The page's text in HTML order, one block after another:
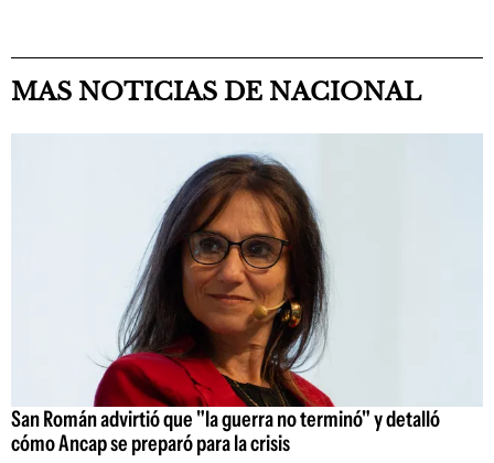
MAS NOTICIAS DE NACIONAL
San Román advirtió que "la guerra no terminó" y detalló
cómo Ancap se preparó para la crisis